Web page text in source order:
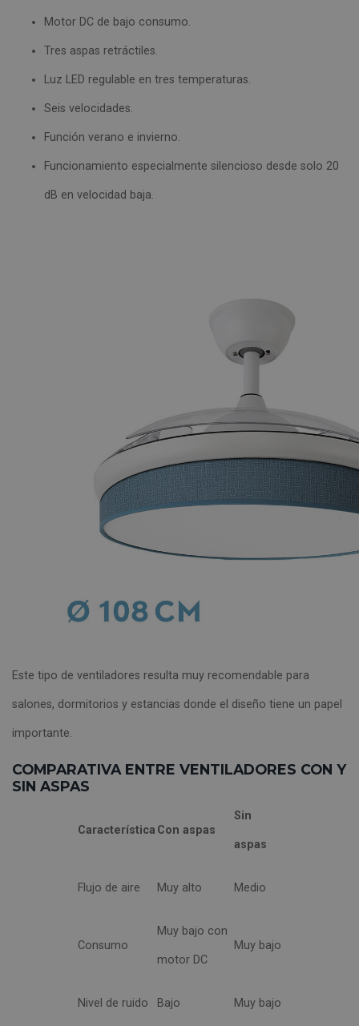
Motor DC de bajo consumo.
Tres aspas retráctiles.
Luz LED regulable en tres temperaturas.
Seis velocidades.
Función verano e invierno.
Funcionamiento especialmente silencioso desde solo 20
dB en velocidad baja.
Este tipo de ventiladores resulta muy recomendable para
salones, dormitorios y estancias donde el diseño tiene un papel
importante.
COMPARATIVA ENTRE VENTILADORES CON Y
SIN ASPAS
Característica Con aspas
Sin
aspas
Flujo de aire Muy alto Medio
Consumo
Muy bajo con
motor DC
Muy bajo
Nivel de ruido Bajo Muy bajo